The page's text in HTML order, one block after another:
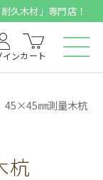
久木材」専門店！
インカート
45×45㎜測量木杭
杭